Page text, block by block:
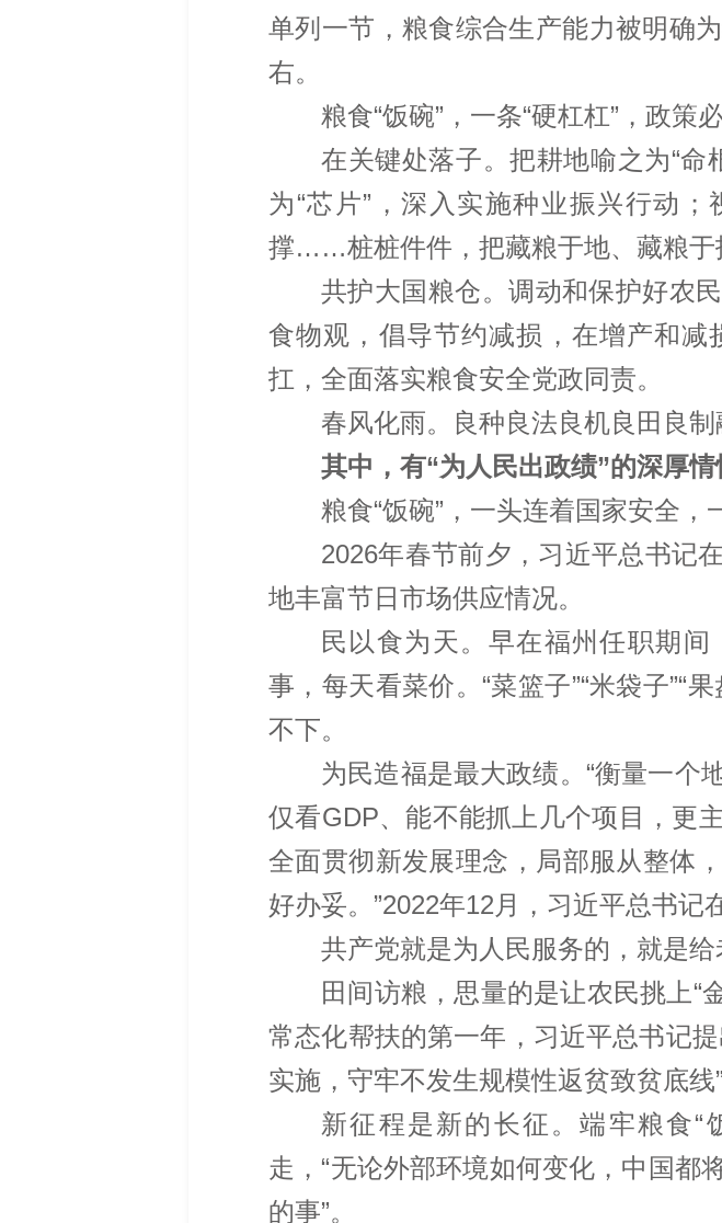
单列一节，粮食综合生产能力被明确
右。
粮食“饭碗”，一条“硬杠杠”，政策
在关键处落子。把耕地喻之为“命
为“芯片”，深入实施种业振兴行动
撑……桩桩件件，把藏粮于地、藏粮于
共护大国粮仓。调动和保护好农
食物观，倡导节约减损，在增产和
扛，全面落实粮食安全党政同责。
春风化雨。良种良法良机良田良
其中，有“为人民出政绩”的深厚情
粮食“饭碗”，一头连着国家安全，
2026年春节前夕， 习近平总书记
地丰富节日市场供应情况。
民以食为天。早在福州任职期间
事，每天看菜价。“菜篮子”“米袋子”“
不下。
为民造福是最大政绩。“衡量一个
仅看GDP、能不能抓上几个项目，更
全面贯彻新发展理念，局部服从整体
好办妥。”2022年12月， 习近平总书记
共产党就是为人民服务的，就是给
田间访粮，思量的是让农民挑上“
常态化帮扶的第一年， 习近平总书记
实施，守牢不发生规模性返贫致贫底线”
新征程是新的长征。端牢粮食“
走，“无论外部环境如何变化，中国都
的事”。